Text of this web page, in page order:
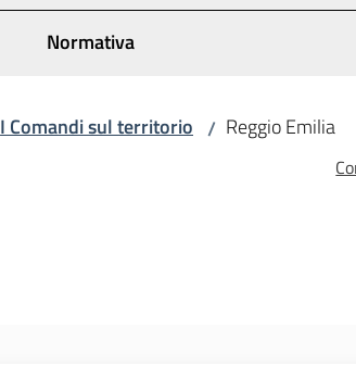
Normativa
I Comandi sul territorio / Reggio Emilia